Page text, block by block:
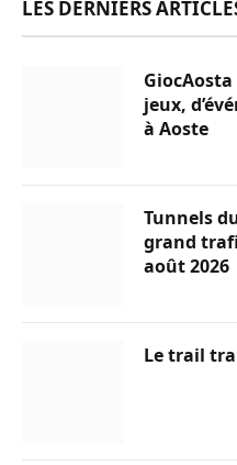
LES DERNIERS
jeux,
à Aoste
Tunnels
grand
août 2026
Le trail